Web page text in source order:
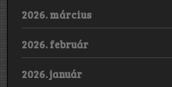
2026. március
2026. február
2026. január